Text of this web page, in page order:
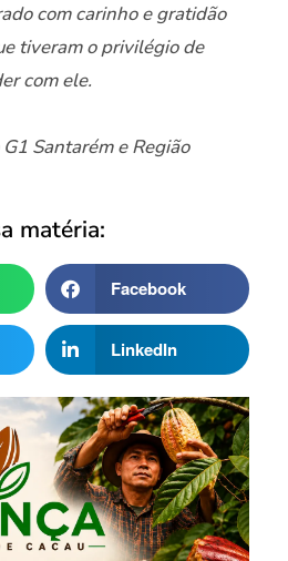
com carinho e gratidão
tiveram o privilégio de
com ele.
Santarém e Região
matéria:
Facebook
LinkedIn